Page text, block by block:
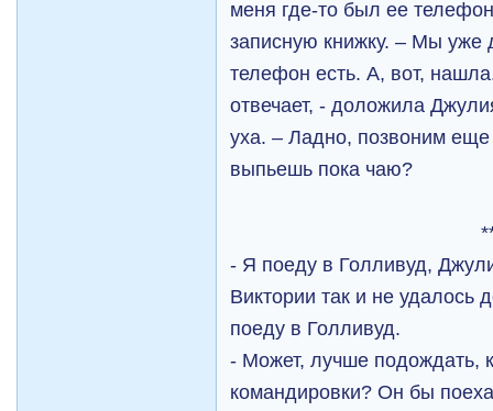
меня где-то был ее
записную книжку. – Мы уже
телефон есть. А, вот,
отвечает, - доложила
уха. – Ладно, позвоним
выпьешь пока чаю?
- Я поеду в Голливуд,
Виктории так и не удалось
поеду в Голливуд.
- Может, лучше подождать,
командировки? Он бы